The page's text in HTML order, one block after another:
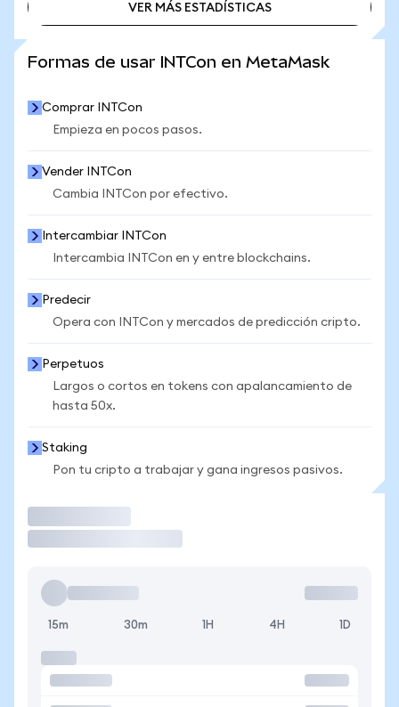
VER MÁS ESTADÍSTICAS
Formas de usar INTCon en MetaMask
Comprar INTCon
Empieza en pocos pasos.
Vender INTCon
Cambia INTCon por efectivo.
Intercambiar INTCon
Intercambia INTCon en y entre blockchains.
Predecir
Opera con INTCon y mercados de predicción cripto.
Perpetuos
Largos o cortos en tokens con apalancamiento de
hasta 50x.
Staking
Pon tu cripto a trabajar y gana ingresos pasivos.
15m 30m 1H 4H 1D